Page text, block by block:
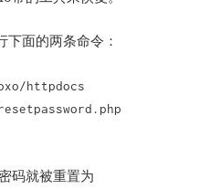
面的两条命令：
httpdocs
码就被重置为